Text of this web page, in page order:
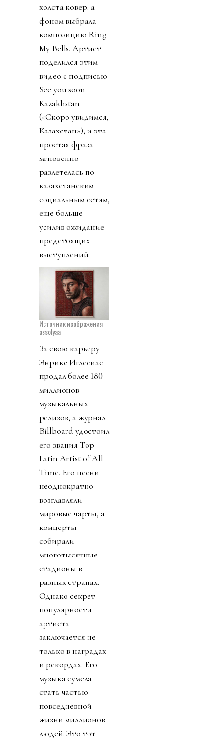
холста ковер, а
фоном выбрала
композицию Ring
My Bells. Артист
поделился этим
видео с подписью
See you soon
Kazakhstan
(«Скоро увидимся,
Казахстан»), и эта
простая фраза
мгновенно
разлетелась по
казахстанским
социальным сетям,
еще больше
усилив ожидание
предстоящих
выступлений.
Источник изображения
assolyaa
За свою карьеру
Энрике Иглесиас
продал более 180
миллионов
музыкальных
релизов, а журнал
Billboard удостоил
его звания Top
Latin Artist of All
Time. Его песни
неоднократно
возглавляли
мировые чарты, а
концерты
собирали
многотысячные
стадионы в
разных странах.
Однако секрет
популярности
артиста
заключается не
только в наградах
и рекордах. Его
музыка сумела
стать частью
повседневной
жизни миллионов
людей. Это тот